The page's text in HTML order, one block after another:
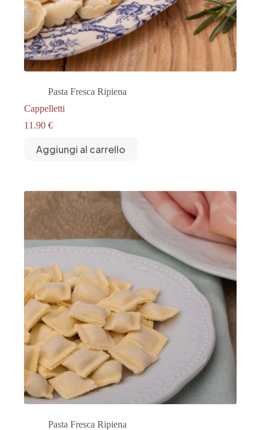
Pasta Fresca Ripiena
Cappelletti
11.90 €
Aggiungi al carrello
Pasta Fresca Ripiena